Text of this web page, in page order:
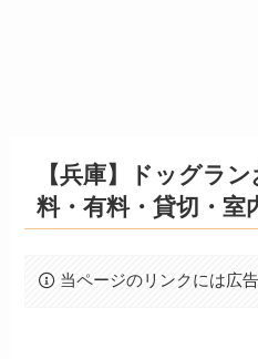
【兵庫】ドッグラ
料・有料・貸切・室
当ページのリンクには広